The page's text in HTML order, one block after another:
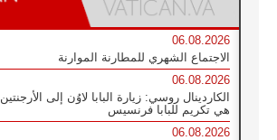
06.08.2026
الاجتماع الشهري للمطارنة الموارنة
06.08.2026
الكاردينال روسي: زيارة البابا لاوُن إلى الأرجنتين
هي تكريم للبابا فرنسيس
06.08.2026